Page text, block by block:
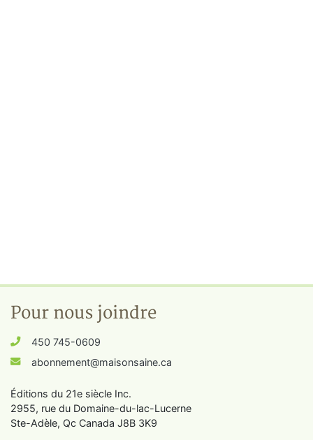
Pour nous joindre
450 745-0609
abonnement@maisonsaine.ca
Éditions du 21e siècle Inc.
2955, rue du Domaine-du-lac-Lucerne
Ste-Adèle, Qc Canada J8B 3K9